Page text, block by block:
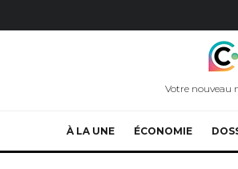
Votre nouveau
À LA UNE ÉCONOMIE